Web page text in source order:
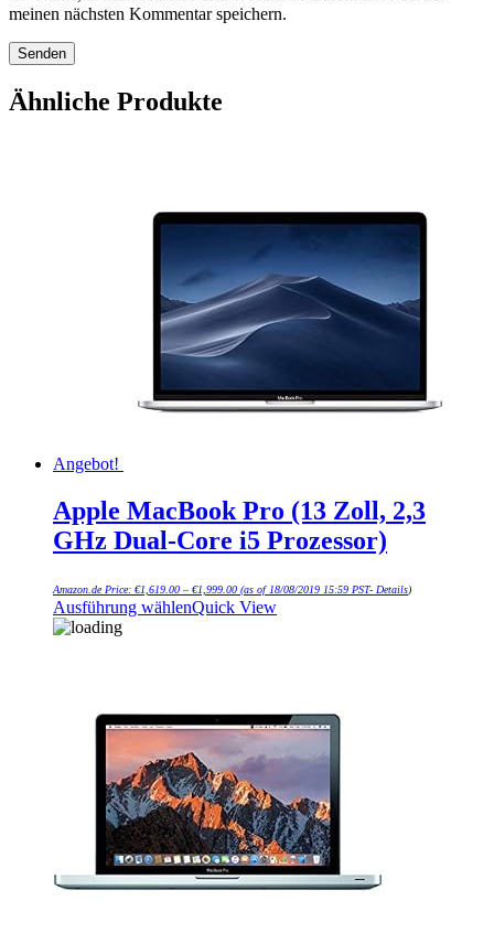
meinen nächsten Kommentar speichern.
Ähnliche Produkte
Angebot!
Apple MacBook Pro (13 Zoll, 2,3
GHz Dual‑Core i5 Prozessor)
Amazon.de Price: €1,619.00 – €1,999.00 (as of 18/08/2019 15:59 PST- Details)
Ausführung wählenQuick View